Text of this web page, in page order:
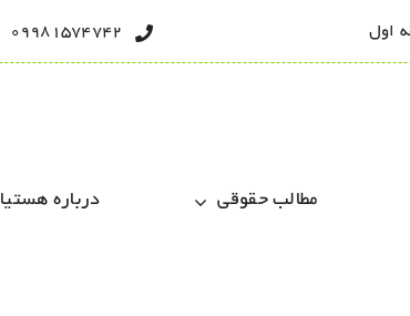
09981574742
مطالب حقوقی درباره هستیا